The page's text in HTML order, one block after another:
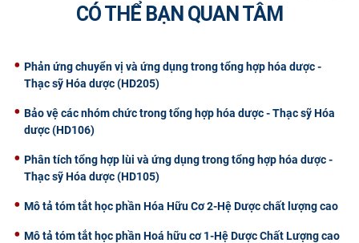
CÓ THỂ BẠN QUAN TÂM
Phản ứng chuyển vị và ứng dụng trong tổng hợp hóa dược -
Thạc sỹ Hóa dược (HD205)
Bảo vệ các nhóm chức trong tổng hợp hóa dược - Thạc sỹ Hóa
dược (HD106)
Phân tích tổng hợp lùi và ứng dụng trong tổng hợp hóa dược -
Thạc sỹ Hóa dược (HD105)
Mô tả tóm tắt học phần Hóa Hữu Cơ 2-Hệ Dược chất lượng cao
Mô tả tóm tắt học phần Hoá hữu cơ 1-Hệ Dược Chất Lượng cao